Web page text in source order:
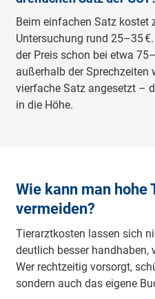
Beim einfachen Satz kostet
Untersuchung rund 25–35
der Preis schon bei etwa
außerhalb der Sprechzeiten
vierfache Satz angesetzt –
in die Höhe.
Wie kann man hohe
vermeiden?
Tierarztkosten lassen sich
deutlich besser handhaben,
Wer rechtzeitig vorsorgt,
sondern auch das eigene